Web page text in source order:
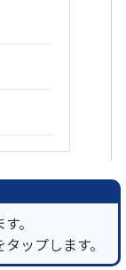
。
ップします。